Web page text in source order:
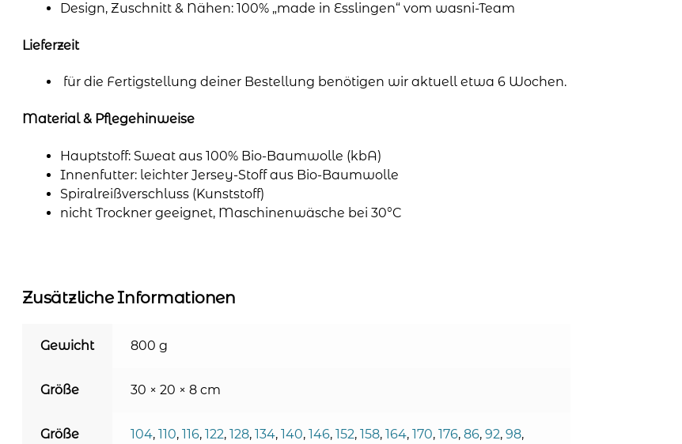
Design, Zuschnitt & Nähen: 100% „made in Esslingen“ vom wasni-Team
Lieferzeit
für die Fertigstellung deiner Bestellung benötigen wir aktuell etwa 6 Wochen.
Material & Pflegehinweise
Hauptstoff: Sweat aus 100% Bio-Baumwolle (kbA)
Innenfutter: leichter Jersey-Stoff aus Bio-Baumwolle
Spiralreißverschluss (Kunststoff)
nicht Trockner geeignet, Maschinenwäsche bei 30°C
Zusätzliche Informationen
Gewicht 800 g
Größe 30 × 20 × 8 cm
Größe 104, 110, 116, 122, 128, 134, 140, 146, 152, 158, 164, 170, 176, 86, 92, 98,